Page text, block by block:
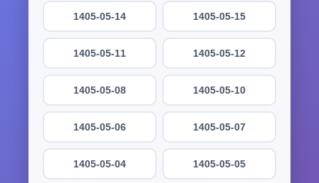
1405-05-15
1405-05-14
1405-05-12
1405-05-11
1405-05-10
1405-05-08
1405-05-07
1405-05-06
1405-05-05
1405-05-04